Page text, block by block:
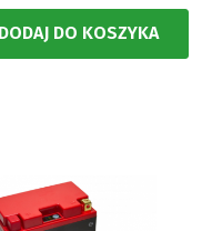
DODAJ DO KOSZYKA